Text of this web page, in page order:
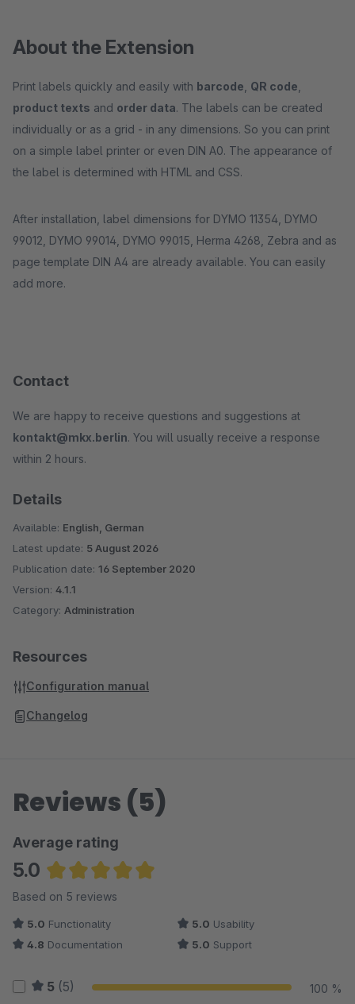
About the Extension
Print labels quickly and easily with barcode QR code
product texts and order data. The labels can be created
individually or as a grid - in any dimensions. So you can print
on a simple label printer or even DIN A0. The appearance of
the label is determined with HTML and CSS.
After installation, label dimensions for DYMO 11354, DYMO
99012, DYMO 99014, DYMO 99015, Herma 4268, Zebra and as
page template DIN A4 are already available. You can easily
add more.
Contact
We are happy to receive questions and suggestions at
kontakt@mkx.berlin. You will usually receive a response
within 2 hours.
Details
Available: English, German
Latest update: 5 August 2026
Publication date: 16 September 2020
Version: 4.1.1
Category: Administration
Resources
Configuration manual
Changelog
Reviews (5)
Average rating
5.0
Average rating of 5 out of 5 stars
Based on 5 reviews
5.0 Functionality 5.0 Usability
4.8 Documentation 5.0 Support
5 (5) 100 %